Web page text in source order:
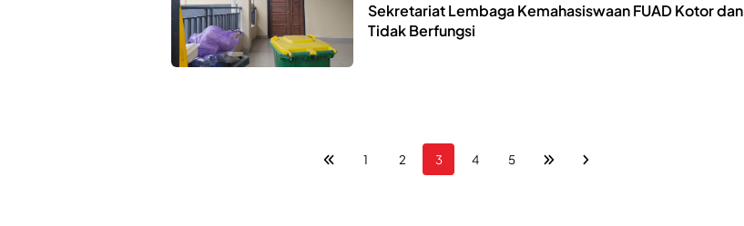
Sekretariat Lembaga Kemahasiswaan FUAD Kotor dan
Tidak Berfungsi
1 2 3 4 5